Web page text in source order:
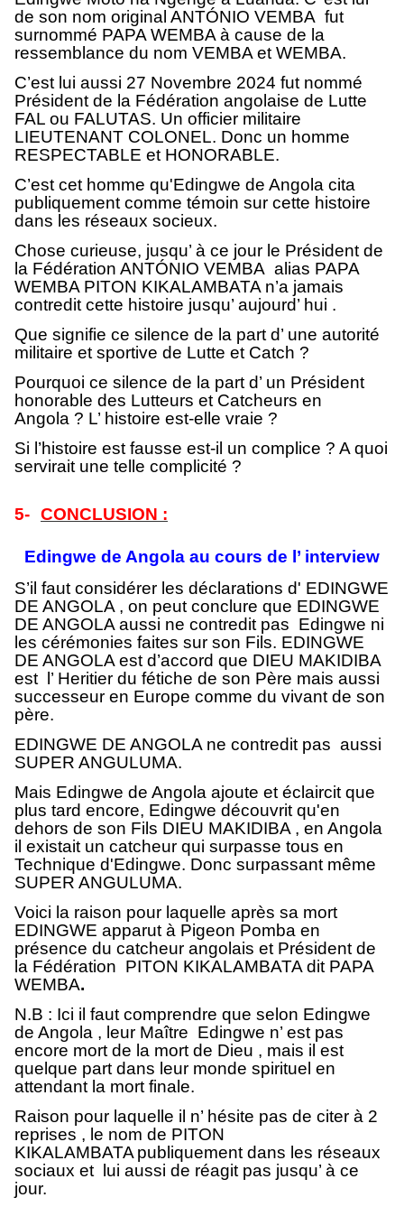
de son nom original ANTÓNIO VEMBA fut
surnommé PAPA WEMBA à cause de la
ressemblance du nom VEMBA et WEMBA.
C’est lui aussi 27 Novembre 2024 fut nommé
Président de la Fédération angolaise de Lutte
FAL ou FALUTAS. Un officier militaire
LIEUTENANT COLONEL. Donc un homme
RESPECTABLE et HONORABLE.
C’est cet homme qu'Edingwe de Angola cita
publiquement comme témoin sur cette histoire
dans les réseaux socieux.
Chose curieuse, jusqu’ à ce jour le Président de
la Fédération ANTÓNIO VEMBA alias PAPA
WEMBA PITON KIKALAMBATA n’a jamais
contredit cette histoire jusqu’ aujourd’ hui .
Que signifie ce silence de la part d’ une autorité
militaire et sportive de Lutte et Catch ?
Pourquoi ce silence de la part d’ un Président
honorable des Lutteurs et Catcheurs en
Angola ? L’ histoire est-elle vraie ?
Si l’histoire est fausse est-il un complice ? A quoi
servirait une telle complicité ?
5- CONCLUSION :
Edingwe de Angola au cours de l’ interview
S’il faut considérer les déclarations d' EDINGWE
DE ANGOLA , on peut conclure que EDINGWE
DE ANGOLA aussi ne contredit pas Edingwe ni
les cérémonies faites sur son Fils. EDINGWE
DE ANGOLA est d’accord que DIEU MAKIDIBA
est l’ Heritier du fétiche de son Père mais aussi
successeur en Europe comme du vivant de son
père.
EDINGWE DE ANGOLA ne contredit pas aussi
SUPER ANGULUMA.
Mais Edingwe de Angola ajoute et éclaircit que
plus tard encore, Edingwe découvrit qu'en
dehors de son Fils DIEU MAKIDIBA , en Angola
il existait un catcheur qui surpasse tous en
Technique d'Edingwe. Donc surpassant même
SUPER ANGULUMA.
Voici la raison pour laquelle après sa mort
EDINGWE apparut à Pigeon Pomba en
présence du catcheur angolais et Président de
la Fédération PITON KIKALAMBATA dit PAPA
WEMBA.
N.B : Ici il faut comprendre que selon Edingwe
de Angola , leur Maître Edingwe n’ est pas
encore mort de la mort de Dieu , mais il est
quelque part dans leur monde spirituel en
attendant la mort finale.
Raison pour laquelle il n’ hésite pas de citer à 2
reprises , le nom de PITON
KIKALAMBATA publiquement dans les réseaux
sociaux et lui aussi de réagit pas jusqu’ à ce
jour.